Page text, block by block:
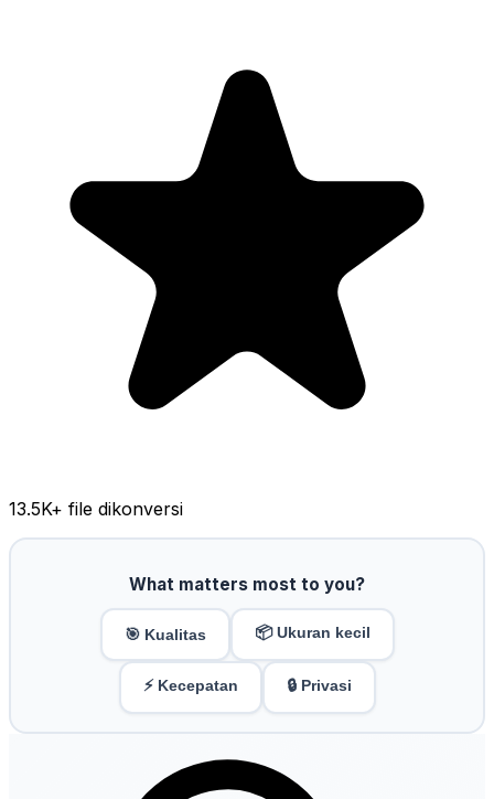
13.5K+ file dikonversi
What matters most to you?
🎯 Kualitas 📦 Ukuran kecil
⚡ Kecepatan 🔒 Privasi